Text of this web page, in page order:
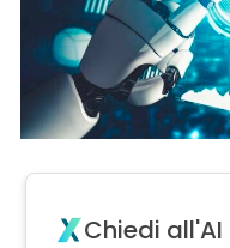
Chiedi all'AI